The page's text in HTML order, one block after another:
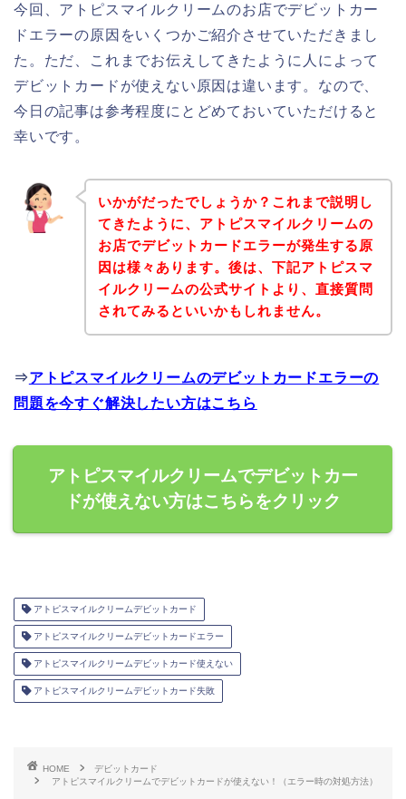
今回、アトピスマイルクリームのお店でデビットカー
ドエラーの原因をいくつかご紹介させていただきまし
た。ただ、これまでお伝えしてきたように人によって
デビットカードが使えない原因は違います。なので、
今日の記事は参考程度にとどめておいていただけると
幸いです。
いかがだったでしょうか？これまで説明し
てきたように、アトピスマイルクリームの
お店でデビットカードエラーが発生する原
因は様々あります。後は、下記アトピスマ
イルクリームの公式サイトより、直接質問
されてみるといいかもしれません。
⇒アトピスマイルクリームのデビットカードエラーの
問題を今すぐ解決したい方はこちら
アトピスマイルクリームでデビットカー
ドが使えない方はこちらをクリック
アトピスマイルクリームデビットカード
アトピスマイルクリームデビットカードエラー
アトピスマイルクリームデビットカード使えない
アトピスマイルクリームデビットカード失敗
HOME
デビットカード
アトピスマイルクリームでデビットカードが使えない！（エラー時の対処方法）